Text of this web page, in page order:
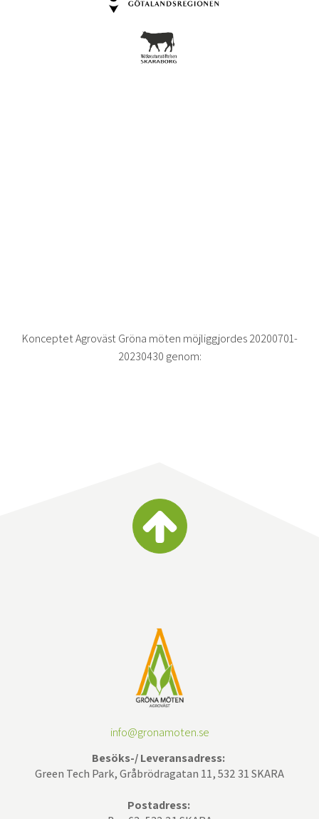
Konceptet Agroväst Gröna möten möjliggjordes 20200701-
20230430 genom:
info@gronamoten.se
Besöks-/ Leveransadress:
Green Tech Park, Gråbrödragatan 11, 532 31 SKARA
Postadress: